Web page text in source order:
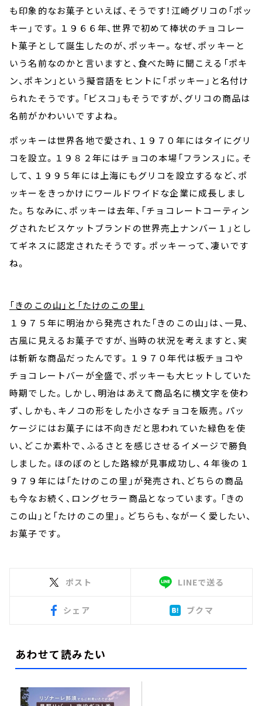
も印象的なお菓子といえば、そうです！江崎グリコの「ポッ
キー」です。１９６６年、世界で初めて棒状のチョコレー
ト菓子として誕生したのが、ポッキー。なぜ、ポッキーと
いう名前なのかと言いますと、食べた時に聞こえる「ポキ
ン、ポキン」という擬音語をヒントに「ポッキー」と名付け
られたそうです。「ビスコ」もそうですが、グリコの商品は
名前がかわいいですよね。
ポッキーは世界各地で愛され、１９７０年にはタイにグリ
コを設立。１９８２年にはチョコの本場「フランス」に。そ
して、１９９５年には上海にもグリコを設立するなど、ポ
ッキーをきっかけにワールドワイドな企業に成長しまし
た。ちなみに、ポッキーは去年、 「チョコレートコーティン
グされたビスケットブランドの世界売上ナンバー１」とし
てギネスに認定されたそうです。ポッキーって、凄いです
ね。
「きのこの山」と「たけのこの里」
１９７５年に明治から発売された「きのこの山」は、一見、
古風に見えるお菓子ですが、当時の状況を考えますと、実
は斬新な商品だったんです。１９７０年代は板チョコや
チョコレートバーが全盛で、ポッキーも大ヒットしていた
時期でした。しかし、明治はあえて商品名に横文字を使わ
ず、しかも、キノコの形をした小さなチョコを販売。パッ
ケージにはお菓子には不向きだと思われていた緑色を使
い、どこか素朴で、ふるさとを感じさせるイメージで勝負
しました。ほのぼのとした路線が見事成功し、４年後の１
９７９年には「たけのこの里」が発売され、どちらの商品
も今なお続く、ロングセラー商品となっています。「きの
この山」と「たけのこの里」。 どちらも、ながーく愛したい、
お菓子です。
ポスト LINEで送る
シェア ブクマ
あわせて読みたい